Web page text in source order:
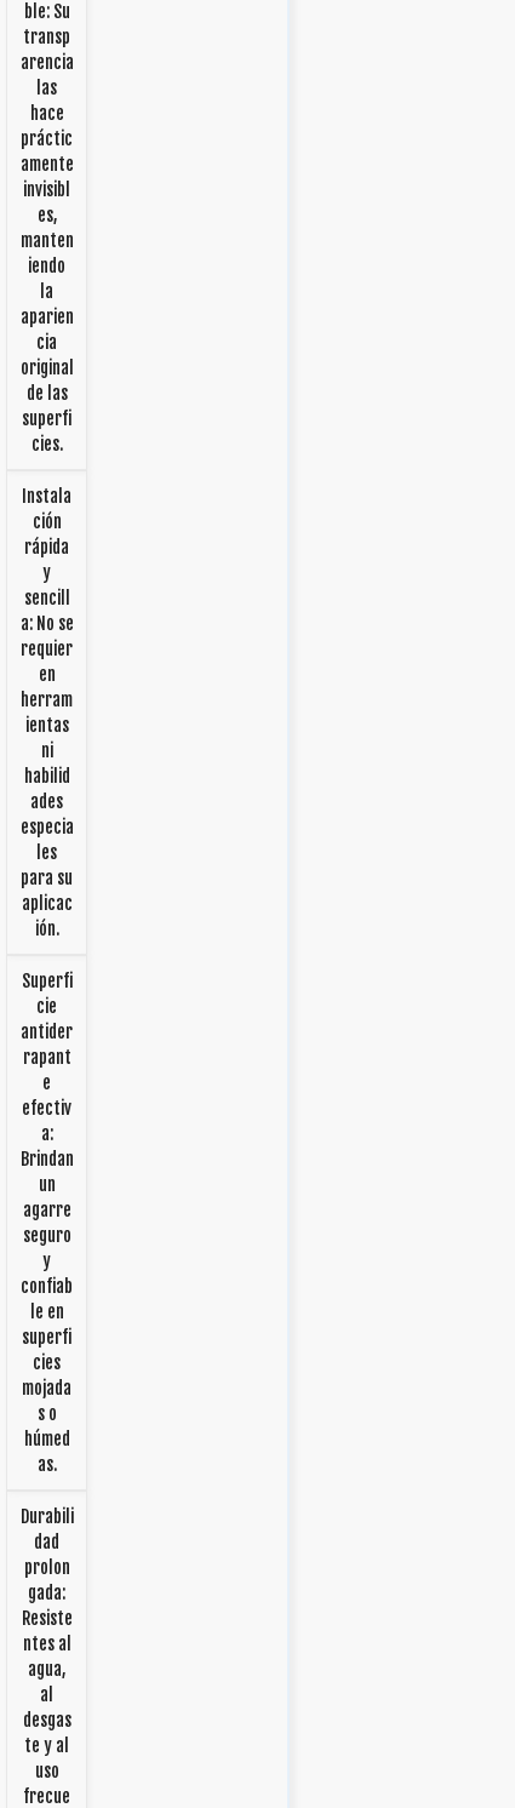
ble: Su
transp
arencia
las
hace
práctic
amente
invisibl
es,
manten
iendo
la
aparien
cia
original
de las
superfi
cies.
Instala
ción
rápida
y
sencill
a: No se
requier
en
herram
ientas
ni
habilid
ades
especia
les
para su
aplicac
ión.
Superfi
cie
antider
rapant
e
efectiv
a:
Brindan
un
agarre
seguro
y
confiab
le en
superfi
cies
mojada
s o
húmed
as.
Durabili
dad
prolon
gada:
Resiste
ntes al
agua,
al
desgas
te y al
uso
frecue